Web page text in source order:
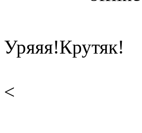
Уряяя!Крутяк!
<